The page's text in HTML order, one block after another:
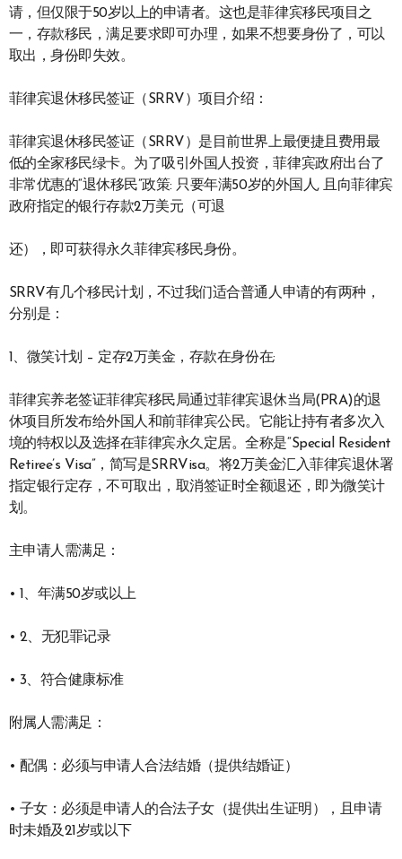
请，但仅限于50岁以上的申请者。这也是菲律宾移民项目之
一，存款移民，满足要求即可办理，如果不想要身份了，可以
取出，身份即失效。
菲律宾退休移民签证（SRRV）项目介绍：
菲律宾退休移民签证（SRRV）是目前世界上最便捷且费用最
低的全家移民绿卡。为了吸引外国人投资，菲律宾政府出台了
非常优惠的“退休移民”政策: 只要年满50岁的外国人, 且向菲律宾
政府指定的银行存款2万美元（可退
还），即可获得永久菲律宾移民身份。
SRRV有几个移民计划，不过我们适合普通人申请的有两种，
分别是：
1、微笑计划 – 定存2万美金，存款在身份在;
菲律宾养老签证菲律宾移民局通过菲律宾退休当局(PRA)的退
休项目所发布给外国人和前菲律宾公民。它能让持有者多次入
境的特权以及选择在菲律宾永久定居。全称是“Special Resident
Retiree’s Visa”，简写是SRRVisa。将2万美金汇入菲律宾退休署
指定银行定存，不可取出，取消签证时全额退还，即为微笑计
划。
主申请人需满足：
• 1、年满50岁或以上
• 2、无犯罪记录
• 3、符合健康标准
附属人需满足：
• 配偶：必须与申请人合法结婚（提供结婚证）
• 子女：必须是申请人的合法子女（提供出生证明），且申请
时未婚及21岁或以下